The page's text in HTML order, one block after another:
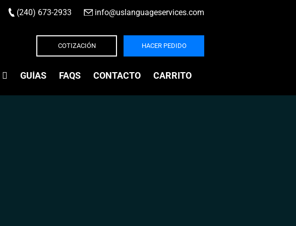
(240) 673-2933 info@uslanguageservices.com
COTIZACIÓN HACER PEDIDO
GUÍAS FAQS CONTACTO CARRITO